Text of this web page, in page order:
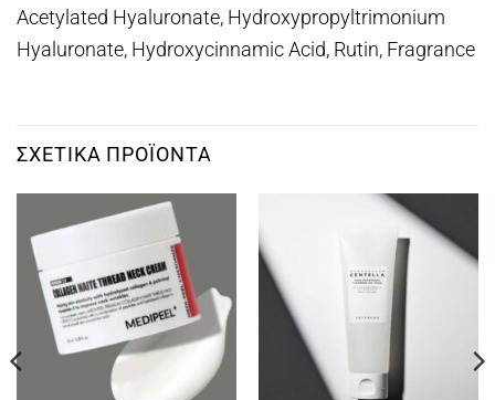
Acetylated Hyaluronate, Hydroxypropyltrimonium
Hyaluronate, Hydroxycinnamic Acid, Rutin, Fragrance
ΣΧΕΤΙΚΆ ΠΡΟΪΌΝΤΑ